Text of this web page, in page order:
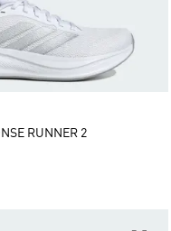
RUNNER 2